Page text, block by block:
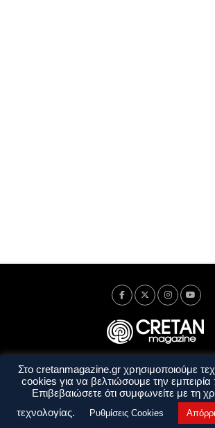
Ταυτότητα Πολιτική Απορρήτου
Όροι και Προϋποθέσεις
Στο cretanmagazine.gr χρησιμοποιούμε
cookies για να βελτιώσουμε την
Επιβεβαιώσετε ότι συμφωνείτε με τη
τεχνολογίας.
Ρυθμίσεις Cookies